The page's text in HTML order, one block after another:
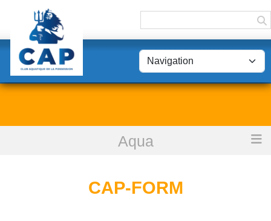
Aqua
CAP-Form
CAP-FORM
Panneau de gestion des cookies